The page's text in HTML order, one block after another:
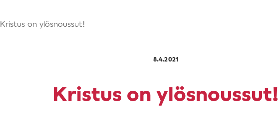
Kristus on ylösnoussut!
8.4.2021
Kristus on ylösnoussut!